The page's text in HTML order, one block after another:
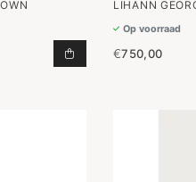
TAS ELLI OX
LIHANN
Op voorraad
€750,00